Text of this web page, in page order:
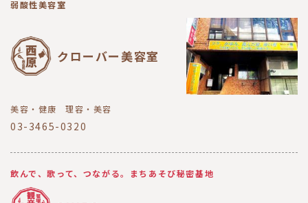
弱酸性美容室
クローバー美容室
美容・健康 理容・美容
03-3465-0320
飲んで、歌って、つながる。まちあそび秘密基地